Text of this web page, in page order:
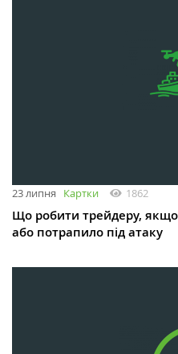
23 липня Картки 1862
Що робити трейдеру,
або потрапило під атаку